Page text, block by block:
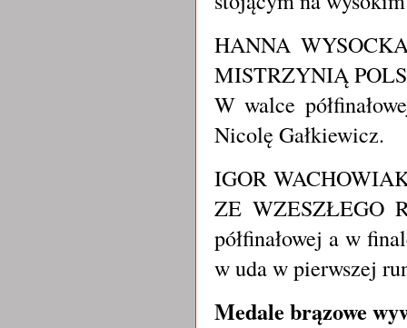
HANNA
MISTRZYNIĄ
W walce
Nicolę Gałkiewicz.
IGOR
ZE WZESZŁEGO
półfinałowej a w
w uda w pierwszej
Medale brązowe